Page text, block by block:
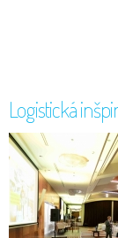
Logistická